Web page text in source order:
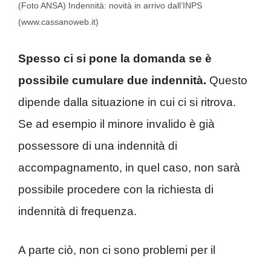
(Foto ANSA) Indennità: novità in arrivo dall’INPS
(www.cassanoweb.it)
Spesso ci si pone la domanda se è
possibile cumulare due indennità. Questo
dipende dalla situazione in cui ci si ritrova.
Se ad esempio il minore invalido è già
possessore di una indennità di
accompagnamento, in quel caso, non sarà
possibile procedere con la richiesta di
indennità di frequenza.
A parte ciò, non ci sono problemi per il